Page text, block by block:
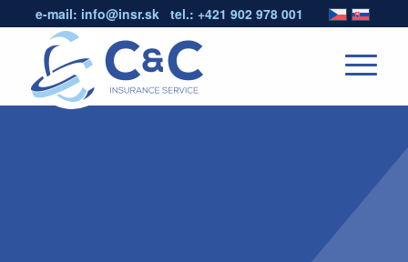
e-mail: info@insr.sktel.: +421 902 978 001